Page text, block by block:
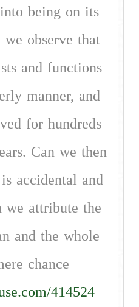
being on its
observe that
and functions
manner, and
for hundreds
Can we then
accidental and
we attribute the
and the whole
chance
414524